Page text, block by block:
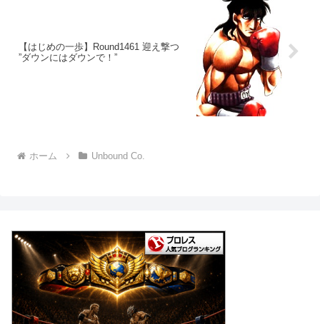
【はじめの一歩】Round1461 迎え撃つ
”ダウンにはダウンで！”
ホーム Unbound Co.